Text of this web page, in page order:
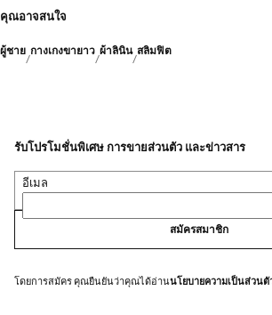
คุณอาจสนใจ
ผู้ชาย กางเกงขายาว ผ้าลินิน สลิมฟิต
รับโปรโมชั่นพิเศษ การขายส่วนตัว และข่าวสาร
อีเมล
สมัครสมาชิก
โดยการสมัคร คุณยืนยันว่าคุณได้อ่านนโยบายความเป็นส่วนตั